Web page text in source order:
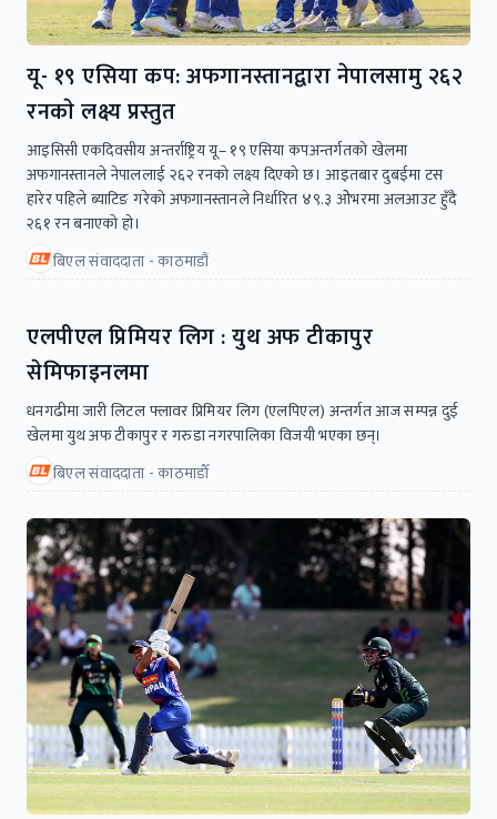
यू- १९ एसिया कप: अफगानस्तानद्वारा नेपालसामु २६२
रनकाे लक्ष्य प्रस्तुत
आइसिसी एकदिवसीय अन्तर्राष्ट्रिय यू– १९ एसिया कपअन्तर्गतकाे खेलमा
अफगानस्तानले नेपाललाई २६२ रनकाे लक्ष्य दिएकाे छ। आइतबार दुबईमा टस
हारेर पहिले ब्याटिङ गरेकाे अफगानस्तानले निर्धारित ४९.३ ओेभरमा अलआउट हुँदै
२६१ रन बनाएकाे हाे।
बिएल संवाददाता - काठमाडौं
एलपीएल प्रिमियर लिग : युथ अफ टीकापुर
सेमिफाइनलमा
धनगढीमा जारी लिटल फ्लावर प्रिमियर लिग (एलपिएल) अन्तर्गत आज सम्पन्न दुई
खेलमा युथ अफ टीकापुर र गरुडा नगरपालिका विजयी भएका छन्।
बिएल संवाददाता - काठमाडाैँ